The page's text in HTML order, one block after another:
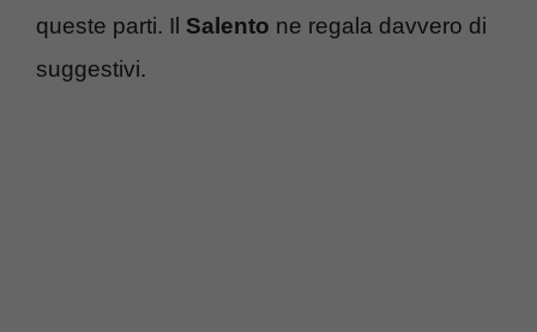
queste parti. Il Salento ne regala davvero di
suggestivi.